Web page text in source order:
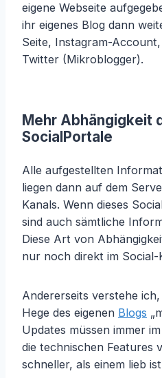
eigene Webseite
ihr eigenes Blog dann
Seite, Instagram-
Twitter (Mikroblogger).
Mehr Abhängigkeit
SocialPortale
Alle aufgestellten
liegen dann auf dem
Kanals. Wenn dieses
sind auch sämtliche
Diese Art von
nur noch direkt im Social-
Andererseits verstehe
Hege des eigenen Blogs
Updates müssen immer
die technischen Features
schneller, als einem lieb